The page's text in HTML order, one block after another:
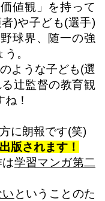
値観」を持って
)や子ども(選手)
球界、随一の強
。
ような子ども(選
辻監督の教育観
！
に朗報です(笑)
版されます！
学習マンガ第二
ということのた